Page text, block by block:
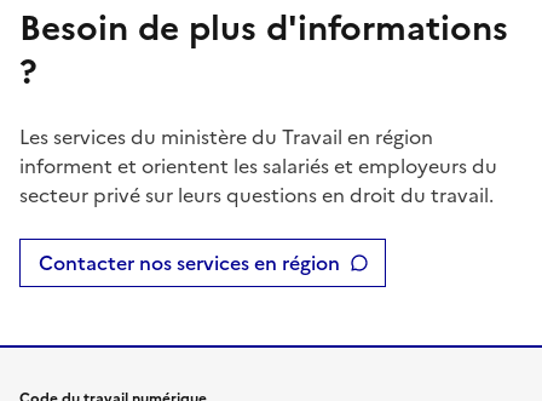
Besoin de plus d'informations
?
Les services du ministère du Travail en région
informent et orientent les salariés et employeurs du
secteur privé sur leurs questions en droit du travail.
Contacter nos services en région